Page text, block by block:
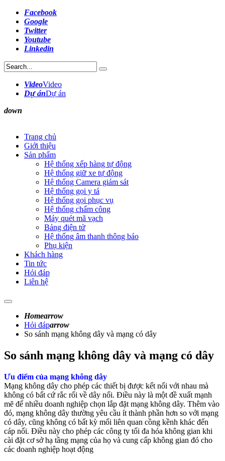
Facebook
Google
Twitter
Youtube
Linkedin
VideoVideo
Dự ánDự án
down
Trang chủ
Giới thiệu
Sản phẩm
Hệ thống xếp hàng tự động
Hệ thống giữ xe tự động
Hệ thống Camera giám sát
Hệ thống gọi y tá
Hệ thống gọi phục vụ
Hệ thống chấm công
Máy quét mã vạch
Bảng điện tử
Hệ thống âm thanh thông báo
Phụ kiện
Khách hàng
Tin tức
Hỏi đáp
Liên hệ
Homearrow
Hỏi đáparrow
So sánh mạng không dây và mạng có dây
So sánh mạng không dây và mạng có dây
Ưu điểm của mạng không dây
Mạng không dây cho phép các thiết bị được kết nối với nhau mà
không có bất cứ rắc rối về dây nối. Điều này là một đề xuất mạnh
mẽ để nhiều doanh nghiệp chọn lắp đặt mạng không dây. Thêm vào
đó, mạng không dây thường yêu cầu ít thành phần hơn so với mạng
có dây, cũng không có bất kỳ mối liên quan cồng kềnh khác đến
cáp nối. Điều này cho phép các công ty tối đa hóa không gian khi
cài đặt cơ sở hạ tầng mạng của họ và cung cấp không gian đó cho
các doanh nghiệp hoạt động